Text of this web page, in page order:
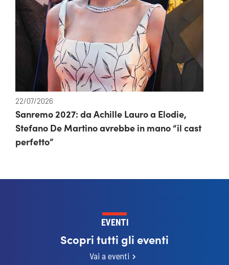
22/07/2026
Sanremo 2027: da Achille Lauro a Elodie,
Stefano De Martino avrebbe in mano “il cast
perfetto”
EVENTI
Scopri tutti gli eventi
Vai a eventi